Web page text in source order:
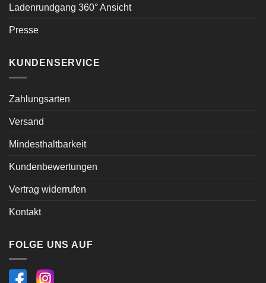
Ladenrundgang 360° Ansicht
Presse
KUNDENSERVICE
Zahlungsarten
Versand
Mindesthaltbarkeit
Kundenbewertungen
Vertrag widerrufen
Kontakt
FOLGE UNS AUF